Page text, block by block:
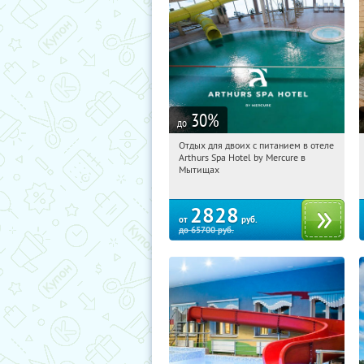
до 30%
12:05:53
Купи первым!
Московская обл., г. Мытищи, д.
Отдых для двоих с питанием в отеле
Arthurs Spa Hotel by Mercure в
Мытищах
от 2828 руб.
до65700руб.